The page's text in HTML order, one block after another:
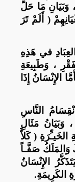
وَبَيَانِ مَا حَلَّ
( أَلَمْ تَرَ
في هَذِهِ
، وَطَبِيعَةِ
الإِنْسَانُ إِذَا
النَّاسِ
وَبَيَانُ مَئَالِ
( كَلاَّ
وَالمَلَكُ صَفَّـاً
الإِنْسَانُ
الكَرِيمَةِ.